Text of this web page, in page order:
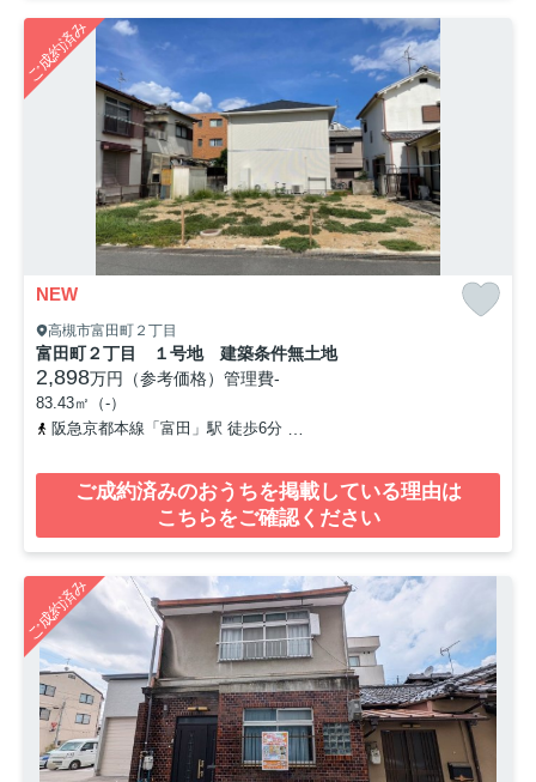
ご成約済み
NEW
高槻市富田町２丁目
富田町２丁目 １号地 建築条件無土地
2,898万円（参考価格） 管理費-
83.43㎡（-）
阪急京都本線「富田」駅 徒歩6分
ご成約済みのおうちを掲載している理由は
こちらをご確認ください
ご成約済み